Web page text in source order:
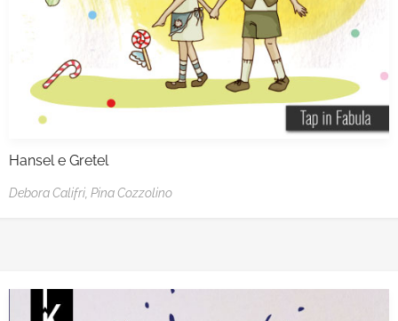
Hansel e Gretel
Debora Califri, Pina Cozzolino